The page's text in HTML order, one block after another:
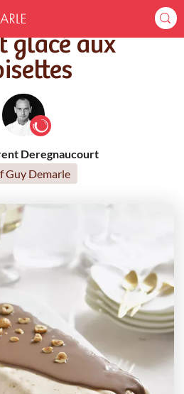
glacé aux noisettes
glacé aux
Deregnaucourt
Guy Demarle